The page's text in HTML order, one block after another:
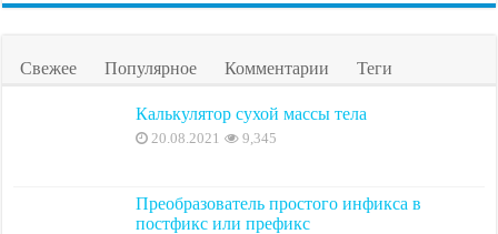
Свежее Популярное Комментарии Теги
Калькулятор сухой массы тела
20.08.2021 9,345
Преобразователь простого инфикса в
постфикс или префикс